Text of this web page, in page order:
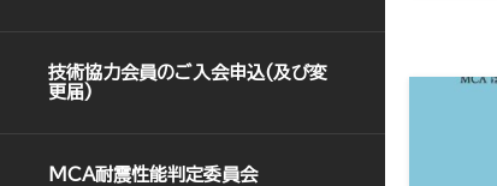
技術協力会員のご入会申込(及び変
更届)
MCA耐震性能判定委員会